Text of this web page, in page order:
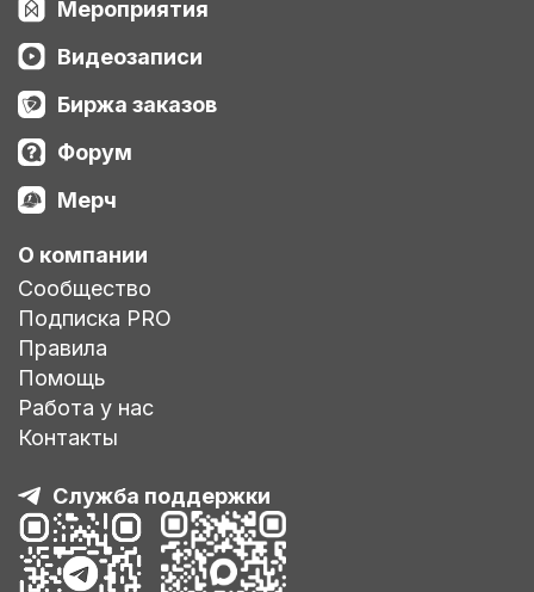
Мероприятия
Видеозаписи
Биржа заказов
Форум
Мерч
О компании
Сообщество
Подписка PRO
Правила
Помощь
Работа у нас
Контакты
Служба поддержки